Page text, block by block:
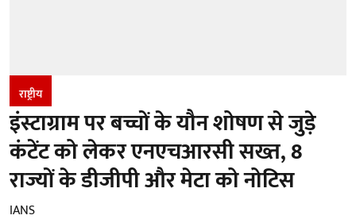
राष्ट्रीय
इंस्टाग्राम पर बच्चों के यौन शोषण से जुड़े
कंटेंट को लेकर एनएचआरसी सख्त, 8
राज्यों के डीजीपी और मेटा को नोटिस
IANS